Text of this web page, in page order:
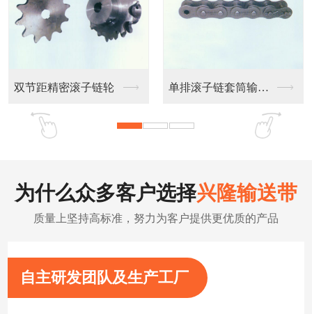
不锈钢链板输送带 扁丝输送网带
为什么众多客户选择兴隆输送带
质量上坚持高标准，努力为客户提供更优质的产品
自主研发团队及生产工厂